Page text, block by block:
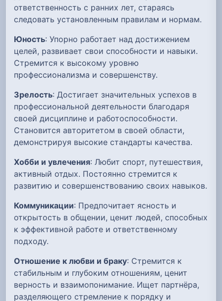
ответственность с ранних лет, стараясь
следовать установленным правилам и нормам.
Юность: Упорно работает над достижением
целей, развивает свои способности и навыки.
Стремится к высокому уровню
профессионализма и совершенству.
Зрелость: Достигает значительных успехов в
профессиональной деятельности благодаря
своей дисциплине и работоспособности.
Становится авторитетом в своей области,
демонстрируя высокие стандарты качества.
Хобби и увлечения: Любит спорт, путешествия,
активный отдых. Постоянно стремится к
развитию и совершенствованию своих навыков.
Коммуникации: Предпочитает ясность и
открытость в общении, ценит людей, способных
к эффективной работе и ответственному
подходу.
Отношение к любви и браку: Стремится к
стабильным и глубоким отношениям, ценит
верность и взаимопонимание. Ищет партнёра,
разделяющего стремление к порядку и